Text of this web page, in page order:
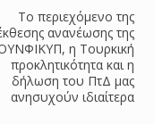
Το περιεχόμενο της
ανανέωσης της
η Τουρκική
προκλητικότητα και η
δήλωση του ΠτΔ μας
ανησυχούν ιδιαίτερα